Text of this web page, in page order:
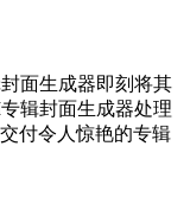
面生成器即刻将其
辑封面生成器处理
付令人惊艳的专辑